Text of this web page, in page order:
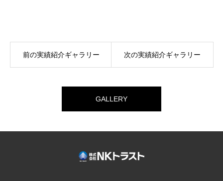
前の実績紹介ギャラリー 次の実績紹介ギャラリー
GALLERY